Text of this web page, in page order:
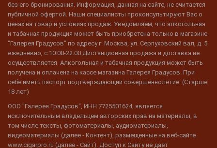
без его бронирования. Информация, данная на сайте, не считается
публичной офертой. Наши специалисты проконсультируют Вас о
ценах на товар и условиях продаж. Уведомляем, что алкогольная
и табачная продукция может быть приобретена только в магазине
"Галерея Градусов" по адресу г. Москва, ул. Серпуховский вал, д. 5
ежедневно, с 10:00-22:00 Дистанционная продажа и доставка не
осуществляется. Алкогольная и табачная продукция может быть
получена и оплачена на кассе магазина Галерея Градусов. При
себе иметь паспорт подтверждающий совершеннолетие. (Старше
18 лет)
ООО "Галерея Градусов", ИНН 7725501624, является
исключительным владельцем авторских прав на материалы, в
том числе тексты, фотоматериалы, аудиоматериалы,
видеоматериалы (далее - Контент), размещенные на веб-сайте
www.cigarpro.ru (далее - Сайт). Доступ к Сайту не дает